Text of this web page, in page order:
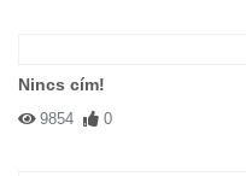
Nincs cím!
9854 0